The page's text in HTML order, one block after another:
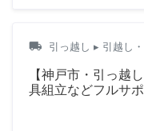
local_shipping 引っ越し ▸ 引越し
【神戸市・引っ越
具組立などフルサポ